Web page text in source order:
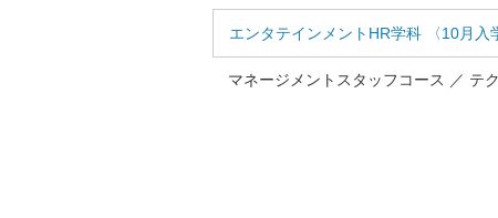
エンタテインメントHR学科 〈10月入
マネージメントスタッフコース ／ テ